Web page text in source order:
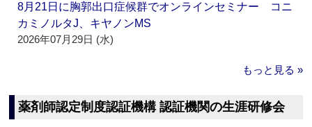
8月21日に胸郭出口症候群でオンラインセミナー コニ
カミノルタJ、キヤノンMS
2026年07月29日 (水)
もっと見る »
薬剤師認定制度認証機構 認証機関の生涯研修会